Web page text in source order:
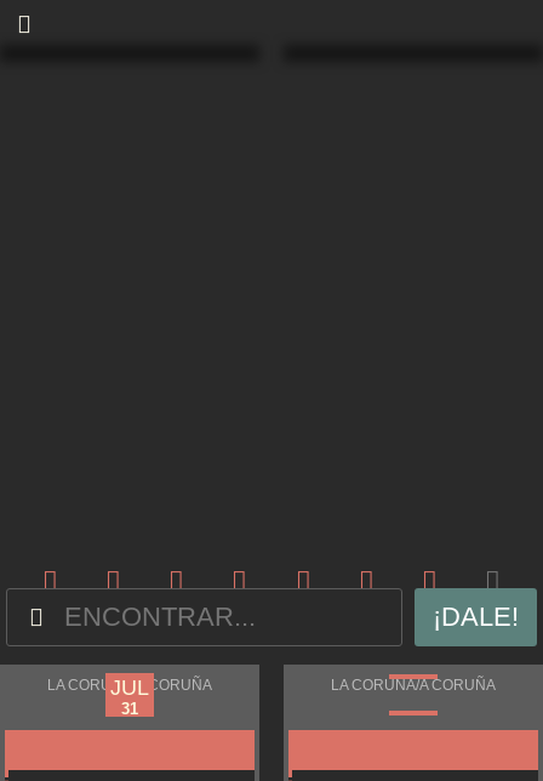
¡DALE!
LA CORUÑA/A CORUÑA
JUL
13
JUL
31
LA CORUÑA/A CORUÑA